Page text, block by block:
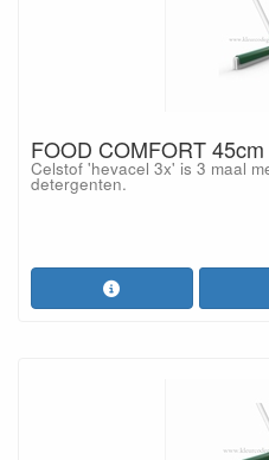
FOOD COMFORT
Celstof 'hevacel 3x' is 3 maal
detergenten.